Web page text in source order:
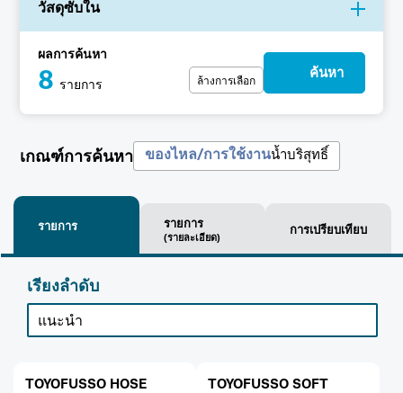
วัสดุซับใน
ผลการค้นหา
8 รายการ ล้างการเลือก
ค้นหา
เกณฑ์การค้นหา ของไหล/การใช้งานน้ำบริสุทธิ์
รายการ รายการ
(รายละเอียด)
การเปรียบเทียบ
เรียงลำดับ
TOYOFUSSO HOSE
TOYOFUSSO SOFT